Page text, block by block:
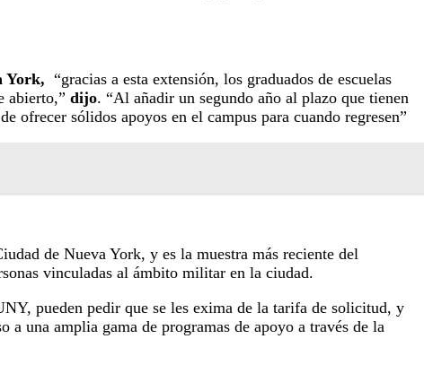
York, “gracias a esta extensión, los graduados de escuelas
abierto,” dijo. “Al añadir un segundo año al plazo que tienen
ofrecer sólidos apoyos en el campus para cuando regresen”
de Nueva York, y es la muestra más reciente del
vinculadas al ámbito militar en la ciudad.
pueden pedir que se les exima de la tarifa de solicitud, y
a una amplia gama de programas de apoyo a través de la